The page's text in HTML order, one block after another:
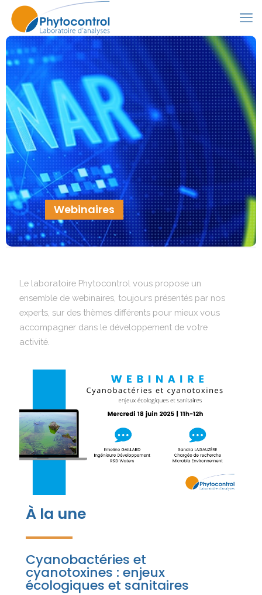
Webinaires
Le laboratoire Phytocontrol vous propose un
ensemble de webinaires, toujours présentés par nos
experts, sur des thèmes différents pour mieux vous
accompagner dans le développement de votre
activité.
À la une
Cyanobactéries et
cyanotoxines : enjeux
écologiques et sanitaires